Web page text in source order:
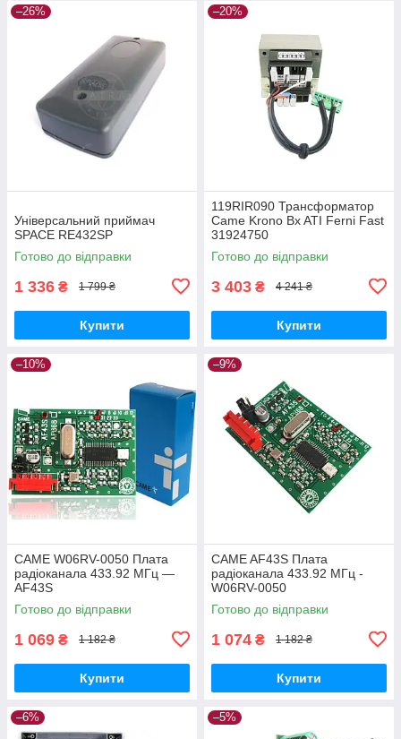
–26%
Універсальний приймач
SPACE RE432SP
Готово до відправки
1 336 ₴ 1 799 ₴
Купити
–20%
119RIR090 Трансформатор
Came Krono Bx ATI Ferni Fast
31924750
Готово до відправки
3 403 ₴ 4 241 ₴
Купити
–10%
CAME W06RV-0050 Плата
радіоканала 433.92 МГц —
AF43S
Готово до відправки
1 069 ₴ 1 182 ₴
Купити
–9%
CAME AF43S Плата
радіоканала 433.92 МГц -
W06RV-0050
Готово до відправки
1 074 ₴ 1 182 ₴
Купити
–6% –5%